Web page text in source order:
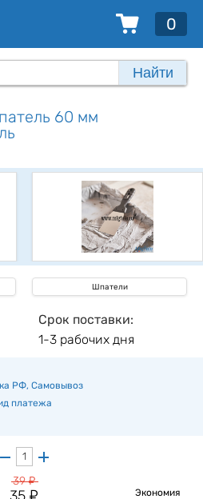
0
Найти
60 мм
Шпатели
Срок поставки:
1-3 рабочих дня
РФ, Самовывоз
платежа
39у
у
Экономия